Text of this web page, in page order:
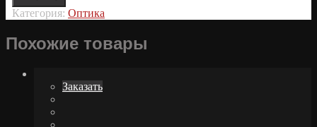
Категория: Оптика
Похожие товары
Заказать